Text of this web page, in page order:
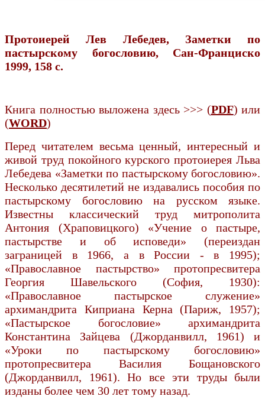
Протоиерей Лев Лебедев, Заметки по
пастырскому богословию, Сан-Франциско
1999, 158 с.
Книга полностью выложена здесь >>> (PDF) или
(WORD)
Перед читателем весьма ценный, интересный и
живой труд покойного курского протоиерея Льва
Лебедева «Заметки по пастырскому богословию».
Несколько десятилетий не издавались пособия по
пастырскому богословию на русском языке.
Известны классический труд митрополита
Антония (Храповицкого) «Учение о пастыре,
пастырстве и об исповеди» (переиздан
заграницей в 1966, а в России - в 1995);
«Православное пастырство» протопресвитера
Георгия Шавельского (София, 1930):
«Православное пастырское служение»
архимандрита Киприана Керна (Париж, 1957);
«Пастырское богословие» архимандрита
Константина Зайцева (Джорданвилл, 1961) и
«Уроки по пастырскому богословию»
протопресвитера Василия Бощановского
(Джорданвилл, 1961). Но все эти труды были
изданы более чем 30 лет тому назад.